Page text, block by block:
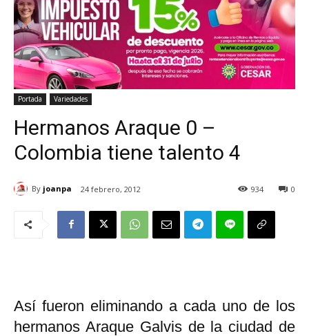
Portada Variedades
Hermanos Araque 0 –
Colombia tiene talento 4
By joanpa 24 febrero, 2012 0
934
Así fueron eliminando a cada uno de los
hermanos Araque Galvis de la ciudad de